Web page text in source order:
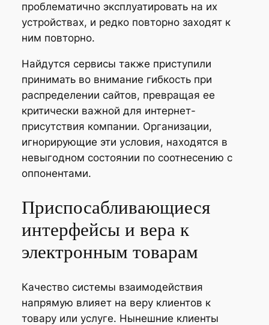
проблематично эксплуатировать на их
устройствах, и редко повторно заходят к
ним повторно.
Найдутся сервисы также приступили
принимать во внимание гибкость при
распределении сайтов, превращая ее
критически важной для интернет-
присутствия компании. Организации,
игнорирующие эти условия, находятся в
невыгодном состоянии по соотнесению с
оппонентами.
Приспосабливающиеся
интерфейсы и вера к
электронным товарам
Качество системы взаимодействия
напрямую влияет на веру клиентов к
товару или услуге. Нынешние клиенты